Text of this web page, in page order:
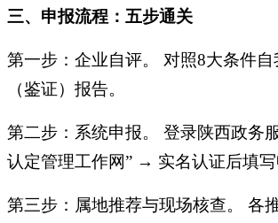
三、申报流程：五步通关
第一步：企业自评。
对照8大条件
（鉴证）报告。
第二步：系统申报。 登录陕西政务
认定管理工作网” → 实名认证后填
第三步：属地推荐与现场核查。
各